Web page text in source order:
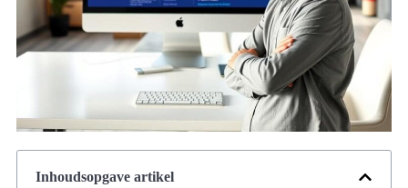
Inhoudsopgave artikel